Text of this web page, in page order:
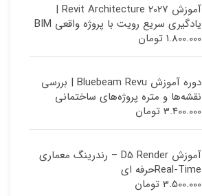
آموزش Revit Architecture 2027 |
یادگیری سریع رویت با پروژه واقعی BIM
1.800.000 تومان
دوره آموزش Bluebeam Revu | بررسی
نقشه‌ها و متره پروژه‌های ساختمانی
3.400.000 تومان
آموزش D5 Render – رندرینگ معماری
Real-Timeحرفه ای
3.500.000 تومان